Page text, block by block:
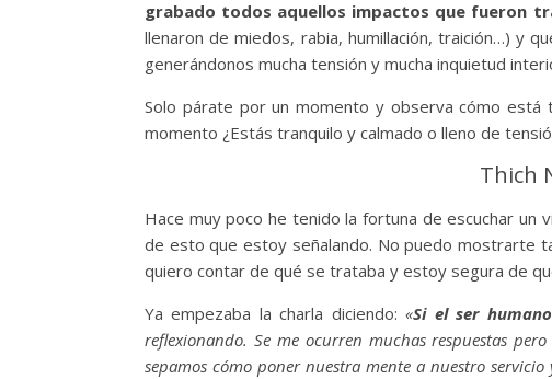
grabado todos aquellos impactos que fueron
llenaron de miedos, rabia, humillación, traición…) y
generándonos mucha tensión y mucha inquietud
Solo párate por un momento y observa cómo
momento ¿Estás tranquilo y calmado o lleno de
Thich
Hace muy poco he tenido la fortuna de escuchar un
de esto que estoy señalando. No puedo mostrarte
quiero contar de qué se trataba y estoy segura de
Ya empezaba la charla diciendo:«Si el ser
reflexionando. Se me ocurren muchas respuestas
sepamos cómo poner nuestra mente a nuestro